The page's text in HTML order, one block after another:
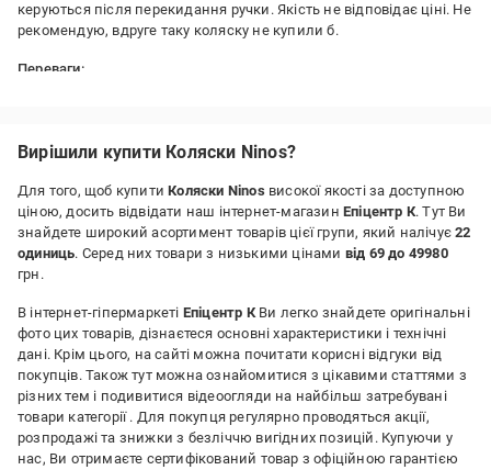
керуються після перекидання ручки. Якість не відповідає ціні. Не
рекомендую, вдруге таку коляску не купили б.
Переваги:
1. Погана амортизація 2. Після перекидання ручки колесами
Вирішили купити Коляски Ninos?
Для того, щоб купитиКоляски Ninosвисокої якості за доступною
ціною, досить відвідати наш інтернет-магазин Епіцентр К. Тут Ви
знайдете широкий асортимент товарів цієї групи, який налічує22
одиниць. Серед них товари з низькими цінами від 69 до 49980
грн.
В інтернет-гіпермаркеті Епіцентр КВи легко знайдете оригінальні
фото цих товарів, дізнаєтеся основні характеристики і технічні
дані. Крім цього, на сайті можна почитати корисні відгуки від
покупців. Також тут можна ознайомитися з цікавими статтями з
різних тем і подивитися відеоогляди на найбільш затребувані
товари категорії . Для покупця регулярно проводяться акції,
розпродажі та знижки з безліччю вигідних позицій. Купуючи у
нас, Ви отримаєте сертифікований товар з офіційною гарантією